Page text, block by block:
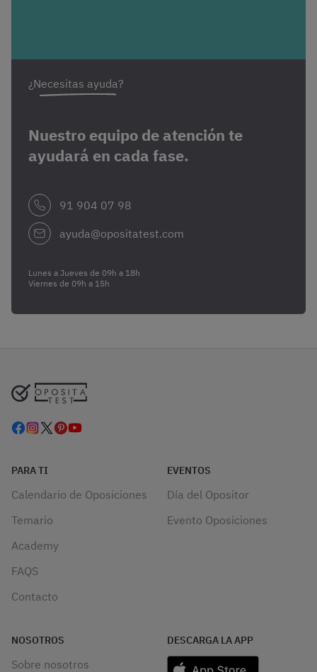
¿Necesitas ayuda?
Nuestro equipo de atención te
ayudará en cada fase.
91 904 07 98
ayuda@opositatest.com
Lunes a Jueves de 09h a 18h
Viernes de 09h a 15h